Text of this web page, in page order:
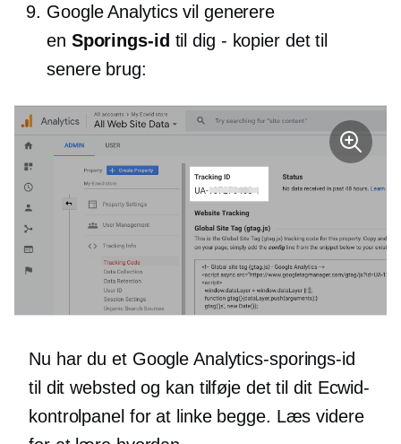
Google Analytics vil generere
en Sporings-id til dig - kopier det til
senere brug:
Nu har du et Google Analytics-sporings-id
til dit websted og kan tilføje det til dit Ecwid-
kontrolpanel for at linke begge. Læs videre